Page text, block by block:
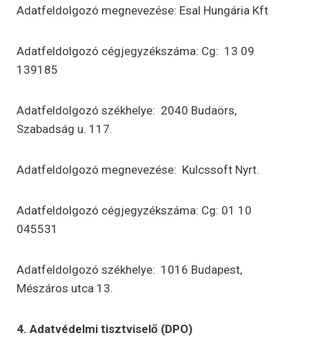
Adatfeldolgozó megnevezése: Esal Hungária Kft
Adatfeldolgozó cégjegyzékszáma: Cg: 13 09
139185
Adatfeldolgozó székhelye: 2040 Budaörs,
Szabadság u. 117.
Adatfeldolgozó megnevezése: Kulcssoft Nyrt.
Adatfeldolgozó cégjegyzékszáma: Cg: 01 10
045531
Adatfeldolgozó székhelye: 1016 Budapest,
Mészáros utca 13.
4. Adatvédelmi tisztviselő (DPO)